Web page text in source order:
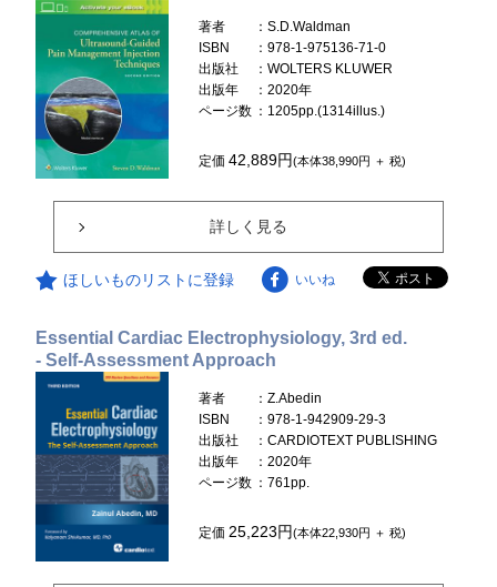
著者
：S.D.Waldman
ISBN
：978-1-975136-71-0
出版社
：WOLTERS KLUWER
出版年
：2020年
ページ数 ：1205pp.(1314illus.)
定価42,889円(本体38,990円 ＋ 税)
詳しく見る
ほしいものリストに登録 いいね
Essential Cardiac Electrophysiology, 3rd ed.
- Self-Assessment Approach
著者
：Z.Abedin
ISBN
：978-1-942909-29-3
出版社
：CARDIOTEXT PUBLISHING
出版年
：2020年
ページ数 ：761pp.
定価 25,223円(本体22,930円 ＋ 税)